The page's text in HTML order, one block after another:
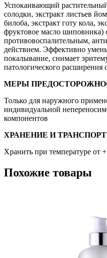
Успокаивающий
солодки, экстракт листьев
билоба, экстракт готу кола,
фруктовое масло шиповника)
противовоспалительным,
действием. Эффективно
покалывание, снимает
патологического расширения
МЕРЫ
Только для наружного
индивидуальной
компонентов
ХРАНЕНИЕ И
Хранить при температуре от
Похожие товары